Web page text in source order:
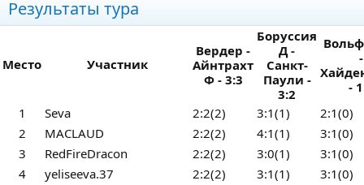
Результаты тура
Место Участник
Вердер -
Айнтрахт
Ф - 3:3
Боруссия
Д -
Санкт-
Паули -
3:2
-
-
1
Seva 2:2(2) 3:1(1)
2:1(0)
2
MACLAUD 2:2(2) 4:1(1)
3:1(0)
3
RedFireDracon 2:2(2) 3:0(1)
3:1(0)
4
yeliseeva.37 2:2(2) 3:1(1)
3:1(0)